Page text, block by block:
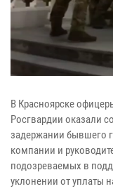
В Красноярске
Росгвардии оказали
задержании бывшего
компании и
подозреваемых в
уклонении от уплаты